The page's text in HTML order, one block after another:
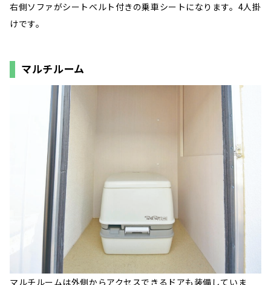
右側ソファがシートベルト付きの乗車シートになります。4人掛
けです。
マルチルーム
マルチルームは外側からアクセスできるドアも装備していま